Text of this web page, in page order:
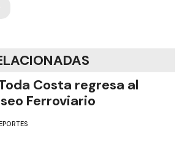
Costa regresa al
Ferroviario